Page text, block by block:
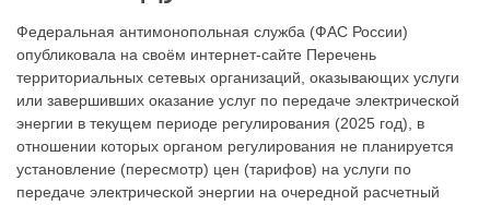
Федеральная антимонопольная служба (ФАС России)
опубликовала на своём интернет-сайте Перечень
территориальных сетевых организаций, оказывающих услуги
или завершивших оказание услуг по передаче электрической
энергии в текущем периоде регулирования (2025 год), в
отношении которых органом регулирования не планируется
установление (пересмотр) цен (тарифов) на услуги по
передаче электрической энергии на очередной расчетный